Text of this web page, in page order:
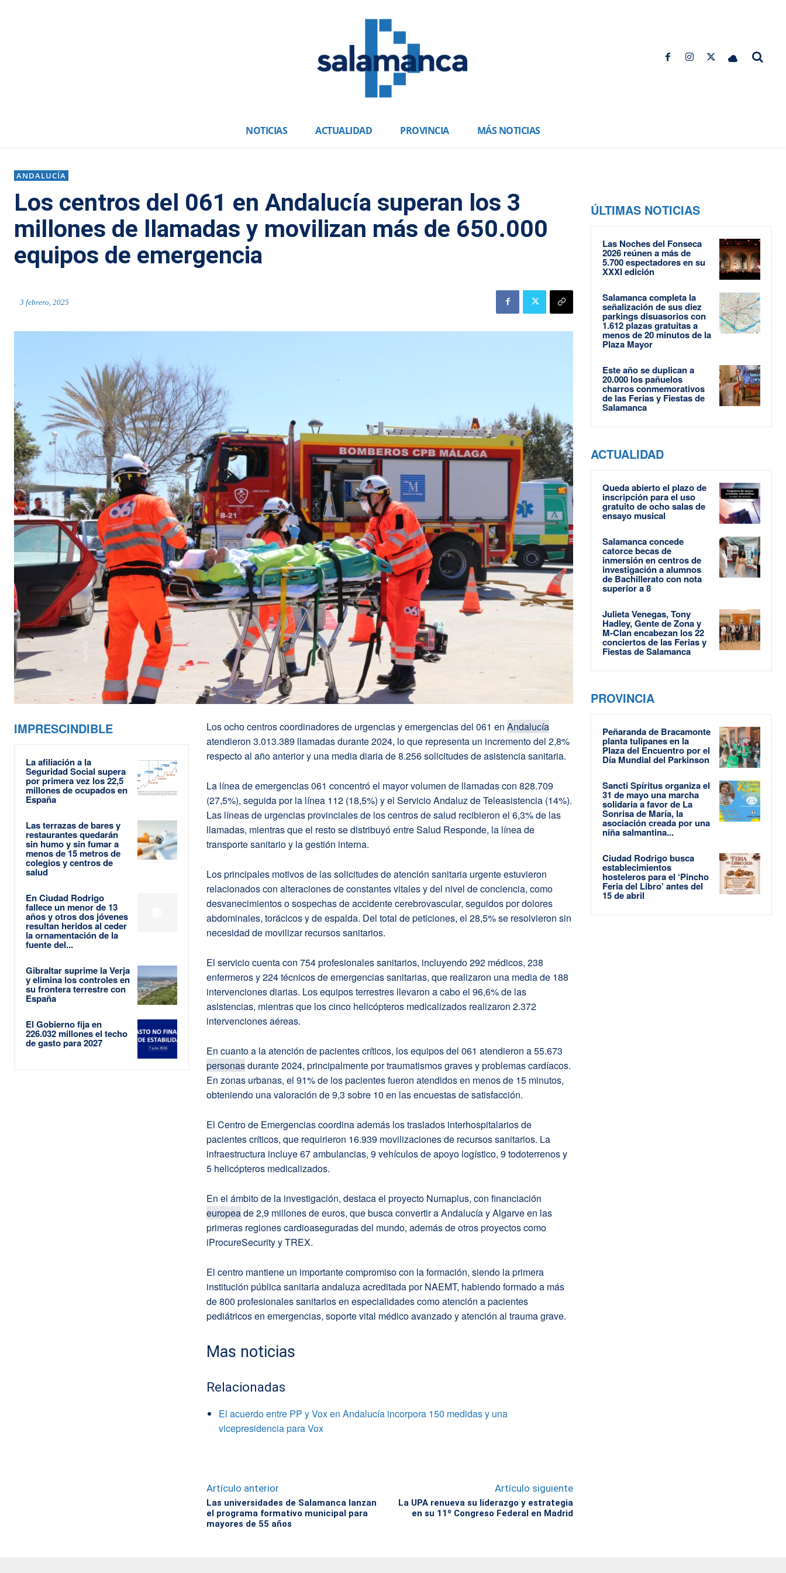
NOTICIAS ACTUALIDAD PROVINCIA MÁS NOTICIAS
ANDALUCÍA
Los centros del 061 en Andalucía superan los 3
millones de llamadas y movilizan más de 650.000
equipos de emergencia
3 febrero, 2025
IMPRESCINDIBLE
La afiliación a la
Seguridad Social supera
por primera vez los 22,5
millones de ocupados en
España
Las terrazas de bares y
restaurantes quedarán
sin humo y sin fumar a
menos de 15 metros de
colegios y centros de
salud
En Ciudad Rodrigo
fallece un menor de 13
años y otros dos jóvenes
resultan heridos al ceder
la ornamentación de la
fuente del...
Gibraltar suprime la Verja
y elimina los controles en
su frontera terrestre con
España
El Gobierno fija en
226.032 millones el techo
de gasto para 2027
Los ocho centros coordinadores de urgencias y emergencias del 061 en Andalucía
atendieron 3.013.389 llamadas durante 2024, lo que representa un incremento del 2,8%
respecto al año anterior y una media diaria de 8.256 solicitudes de asistencia sanitaria.
La línea de emergencias 061 concentró el mayor volumen de llamadas con 828.709
(27,5%), seguida por la línea 112 (18,5%) y el Servicio Andaluz de Teleasistencia (14%).
Las líneas de urgencias provinciales de los centros de salud recibieron el 6,3% de las
llamadas, mientras que el resto se distribuyó entre Salud Responde, la línea de
transporte sanitario y la gestión interna.
Los principales motivos de las solicitudes de atención sanitaria urgente estuvieron
relacionados con alteraciones de constantes vitales y del nivel de conciencia, como
desvanecimientos o sospechas de accidente cerebrovascular, seguidos por dolores
abdominales, torácicos y de espalda. Del total de peticiones, el 28,5% se resolvieron sin
necesidad de movilizar recursos sanitarios.
El servicio cuenta con 754 profesionales sanitarios, incluyendo 292 médicos, 238
enfermeros y 224 técnicos de emergencias sanitarias, que realizaron una media de 188
intervenciones diarias. Los equipos terrestres llevaron a cabo el 96,6% de las
asistencias, mientras que los cinco helicópteros medicalizados realizaron 2.372
intervenciones aéreas.
En cuanto a la atención de pacientes críticos, los equipos del 061 atendieron a 55.673
personasdurante 2024, principalmente por traumatismos graves y problemas cardíacos.
En zonas urbanas, el 91% de los pacientes fueron atendidos en menos de 15 minutos,
obteniendo una valoración de 9,3 sobre 10 en las encuestas de satisfacción.
El Centro de Emergencias coordina además los traslados interhospitalarios de
pacientes críticos, que requirieron 16.939 movilizaciones de recursos sanitarios. La
infraestructura incluye 67 ambulancias, 9 vehículos de apoyo logístico, 9 todoterrenos y
5 helicópteros medicalizados.
En el ámbito de la investigación, destaca el proyecto Numaplus, con financiación
europeade 2,9 millones de euros, que busca convertir a Andalucía y Algarve en las
primeras regiones cardioaseguradas del mundo, además de otros proyectos como
iProcureSecurity y TREX.
El centro mantiene un importante compromiso con la formación, siendo la primera
institución pública sanitaria andaluza acreditada por NAEMT, habiendo formado a más
de 800 profesionales sanitarios en especialidades como atención a pacientes
pediátricos en emergencias, soporte vital médico avanzado y atención al trauma grave.
Mas noticias
Relacionadas
El acuerdo entre PP y Vox en Andalucía incorpora 150 medidas y una
vicepresidencia para Vox
Artículo anterior
Las universidades de Salamanca lanzan
el programa formativo municipal para
mayores de 55 años
Artículo siguiente
La UPA renueva su liderazgo y estrategia
en su 11º Congreso Federal en Madrid
ÚLTIMAS NOTICIAS
Las Noches del Fonseca
2026 reúnen a más de
5.700 espectadores en su
XXXI edición
Salamanca completa la
señalización de sus diez
parkings disuasorios con
1.612 plazas gratuitas a
menos de 20 minutos de la
Plaza Mayor
Este año se duplican a
20.000 los pañuelos
charros conmemorativos
de las Ferias y Fiestas de
Salamanca
ACTUALIDAD
Queda abierto el plazo de
inscripción para el uso
gratuito de ocho salas de
ensayo musical
Salamanca concede
catorce becas de
inmersión en centros de
investigación a alumnos
de Bachillerato con nota
superior a 8
Julieta Venegas, Tony
Hadley, Gente de Zona y
M-Clan encabezan los 22
conciertos de las Ferias y
Fiestas de Salamanca
PROVINCIA
Peñaranda de Bracamonte
planta tulipanes en la
Plaza del Encuentro por el
Día Mundial del Parkinson
Sancti Spíritus organiza el
31 de mayo una marcha
solidaria a favor de La
Sonrisa de María, la
asociación creada por una
niña salmantina...
Ciudad Rodrigo busca
establecimientos
hosteleros para el ‘Pincho
Feria del Libro’ antes del
15 de abril